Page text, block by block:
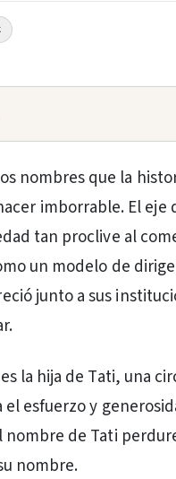
nombres que la
imborrable. El eje
tan proclive al
un modelo de
junto a sus
la hija de Tati, una
esfuerzo y
de Tati
nombre.